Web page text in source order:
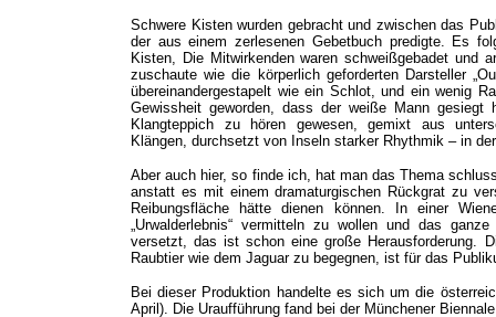
Schwere Kisten wurden gebracht und zwischen das
der aus einem zerlesenen Gebetbuch predigte. Es
Kisten, Die Mitwirkenden waren schweißgebadet und
zuschaute wie die körperlich geforderten Darsteller
übereinandergestapelt wie ein Schlot, und ein wenig
Gewissheit geworden, dass der weiße Mann
Klangteppich zu hören gewesen, gemixt aus
Klängen, durchsetzt von Inseln starker Rhythmik – in
Aber auch hier, so finde ich, hat man das Thema
anstatt es mit einem dramaturgischen Rückgrat zu
Reibungsfläche hätte dienen können. In einer
„Urwalderlebnis“ vermitteln zu wollen und das
versetzt, das ist schon eine große Herausforderung.
Raubtier wie dem Jaguar zu begegnen, ist für das
Bei dieser Produktion handelte es sich um die
April). Die Uraufführung fand bei der Münchener